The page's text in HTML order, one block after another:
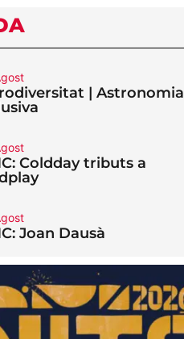
| Astronomia
Coldday tributs a
Joan Dausà